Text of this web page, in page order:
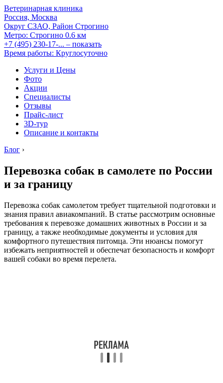
Ветеринарная клиника
Россия, Москва
Округ СЗАО, Район Строгино
Метро: Строгино 0.6 км
+7 (495) 230-17-... – показать
Время работы: Круглосуточно
Услуги и Цены
Фото
Акции
Специалисты
Отзывы
Прайс-лист
3D-тур
Описание и контакты
Блог ›
Перевозка собак в самолете по России
и за границу
Перевозка собак самолетом требует тщательной подготовки и
знания правил авиакомпаний. В статье рассмотрим основные
требования к перевозке домашних животных в России и за
границу, а также необходимые документы и условия для
комфортного путешествия питомца. Эти нюансы помогут
избежать неприятностей и обеспечат безопасность и комфорт
вашей собаки во время перелета.